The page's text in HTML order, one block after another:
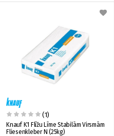
(1)
Knauf K1 Flīžu Līme Stabilām Virsmām
Fliesenkleber N (25kg)